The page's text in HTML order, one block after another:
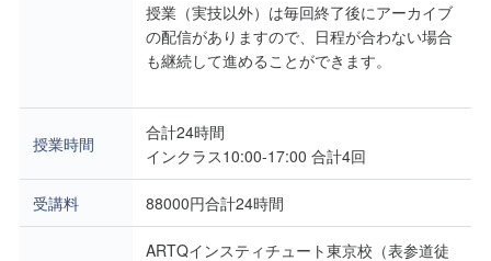
授業（実技以外）は毎回終了後にアーカイブ
の配信がありますので、日程が合わない場合
も継続して進めることができます。
授業時間
合計24時間
インクラス10:00-17:00 合計4回
受講料 88000円合計24時間
ARTQインスティチュート東京校（表参道徒